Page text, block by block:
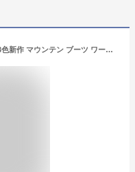
マウンテンブーツ ワーク ブーツ 全3色新作 マウンテン ブーツ ワーク ショート トレッキング ブーツ ブラウン 茶 革 皮 ブラック 黒 アメカジ系 サロン系 キレカジ系 に大人気!!